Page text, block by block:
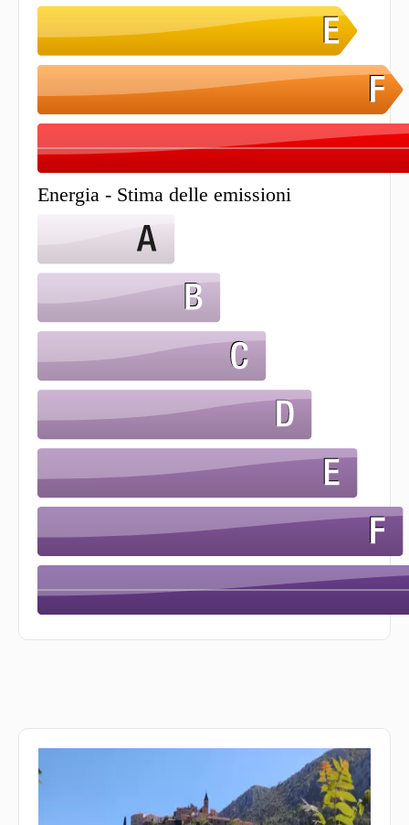
Energia - Stima delle emissioni